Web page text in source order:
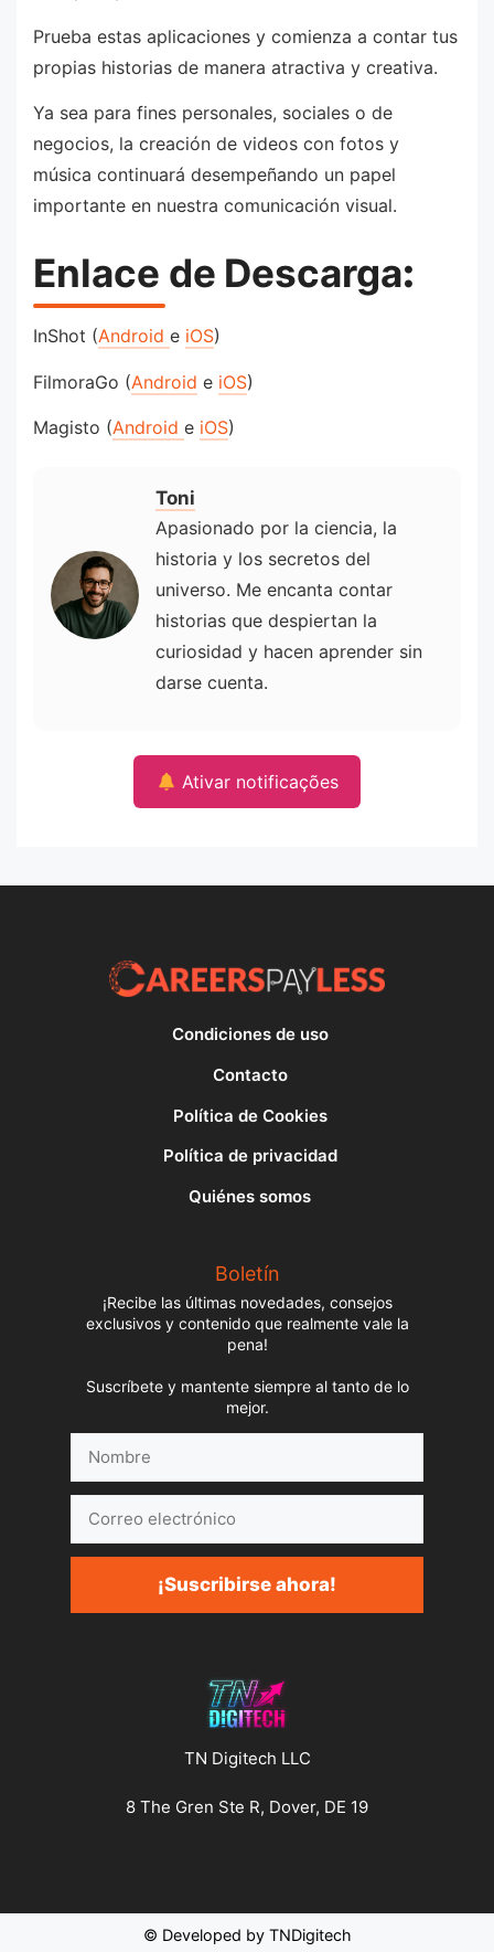
Prueba estas aplicaciones y comienza a contar tus
propias historias de manera atractiva y creativa.
Ya sea para fines personales, sociales o de
negocios, la creación de videos con fotos y
música continuará desempeñando un papel
importante en nuestra comunicación visual.
Enlace de Descarga:
InShot (Android e iOS)
FilmoraGo (Android e iOS)
Magisto (Android e iOS)
Toni
Apasionado por la ciencia, la
historia y los secretos del
universo. Me encanta contar
historias que despiertan la
curiosidad y hacen aprender sin
darse cuenta.
Ativar notificações
Condiciones de uso
Contacto
Política de Cookies
Política de privacidad
Quiénes somos
Boletín
¡Recibe las últimas novedades, consejos
exclusivos y contenido que realmente vale la
pena!
Suscríbete y mantente siempre al tanto de lo
mejor.
electrónico
¡Suscribirse ahora!
TN Digitech LLC
8 The Gren Ste R, Dover, DE 19